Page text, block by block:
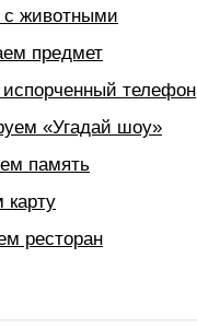
с животными
предмет
телефон
«Угадай шоу»
память
карту
ресторан